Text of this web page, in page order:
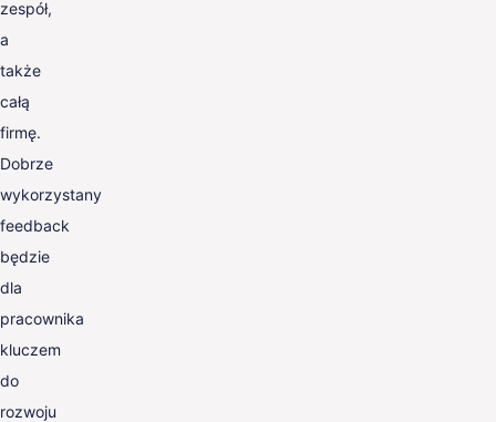
zespół,
a
także
całą
firmę.
Dobrze
wykorzystany
feedback
będzie
dla
pracownika
kluczem
do
rozwoju